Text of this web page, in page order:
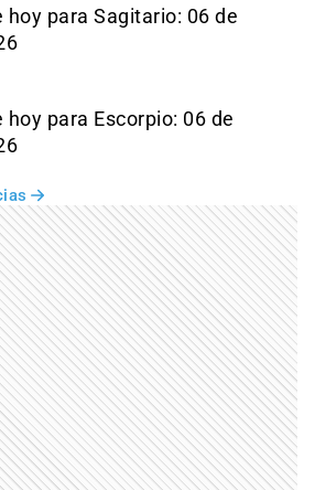
hoy para Sagitario: 06 de
hoy para Escorpio: 06 de